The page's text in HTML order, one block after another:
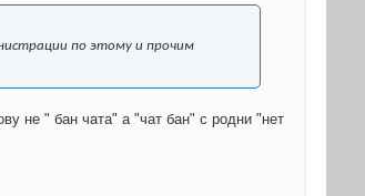
по этому и прочим
не " бан чата" а "чат бан" с родни "нет